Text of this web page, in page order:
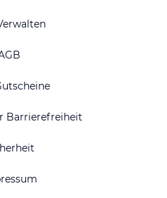
Barrierefreiheit